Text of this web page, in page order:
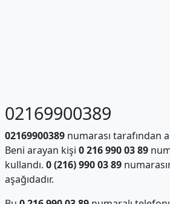
02169900389
02169900389numarası tarafından
Beni arayan kişi 0 216 990 03 89
kullandı. 0 (216) 990 03 89
aşağıdadır.